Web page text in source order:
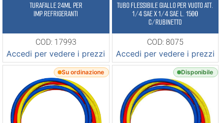
TURAFALLE 24ML PER
IMP.REFRIGERANTI
COD: 17993
Accedi per vedere i prezzi
TUBO FLESSIBILE GIALLO PER VUOTO ATT.
1/4 SAE X 1/4 SAE L. 1500
C/RUBINETTO
COD: 8075
Accedi per vedere i prezzi
Su ordinazione Disponibile